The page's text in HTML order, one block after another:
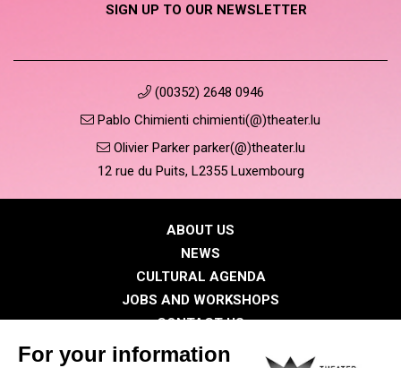
SIGN UP TO OUR NEWSLETTER
(00352) 2648 0946
Pablo Chimienti chimienti(@)theater.lu
Olivier Parker parker(@)theater.lu
12 rue du Puits, L2355 Luxembourg
ABOUT US
NEWS
CULTURAL AGENDA
JOBS AND WORKSHOPS
CONTACT US
PRESS